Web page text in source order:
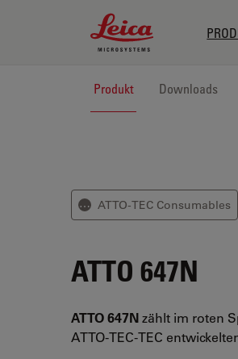
Leica Microsystems Logo
Produkt Downloads
⋯ ATTO-TEC Consumables
ATTO 647N
ATTO 647Nzählt im roten
ATTO-TEC-TEC